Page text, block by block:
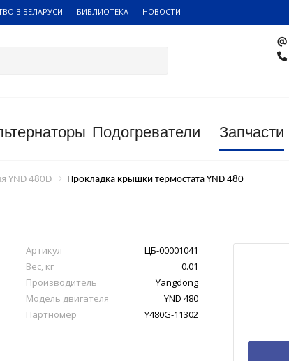
В БЕЛАРУСИ БИБЛИОТЕКА НОВОСТИ
Подогреватели Запчасти
YND 480D Прокладка крышки термостата YND 480
Артикул
ЦБ-00001041
Вес, кг
0.01
Производитель
Yangdong
Модель двигателя
YND 480
Партномер
Y480G-11302